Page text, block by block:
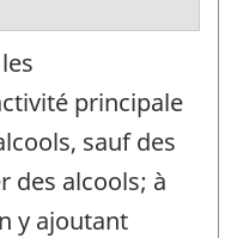
principale
sauf des
des alcools; à
y ajoutant